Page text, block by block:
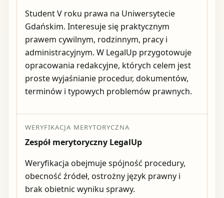
Student V roku prawa na Uniwersytecie
Gdańskim. Interesuje się praktycznym
prawem cywilnym, rodzinnym, pracy i
administracyjnym. W LegalUp przygotowuje
opracowania redakcyjne, których celem jest
proste wyjaśnianie procedur, dokumentów,
terminów i typowych problemów prawnych.
WERYFIKACJA MERYTORYCZNA
Zespół merytoryczny LegalUp
Weryfikacja obejmuje spójność procedury,
obecność źródeł, ostrożny język prawny i
brak obietnic wyniku sprawy.